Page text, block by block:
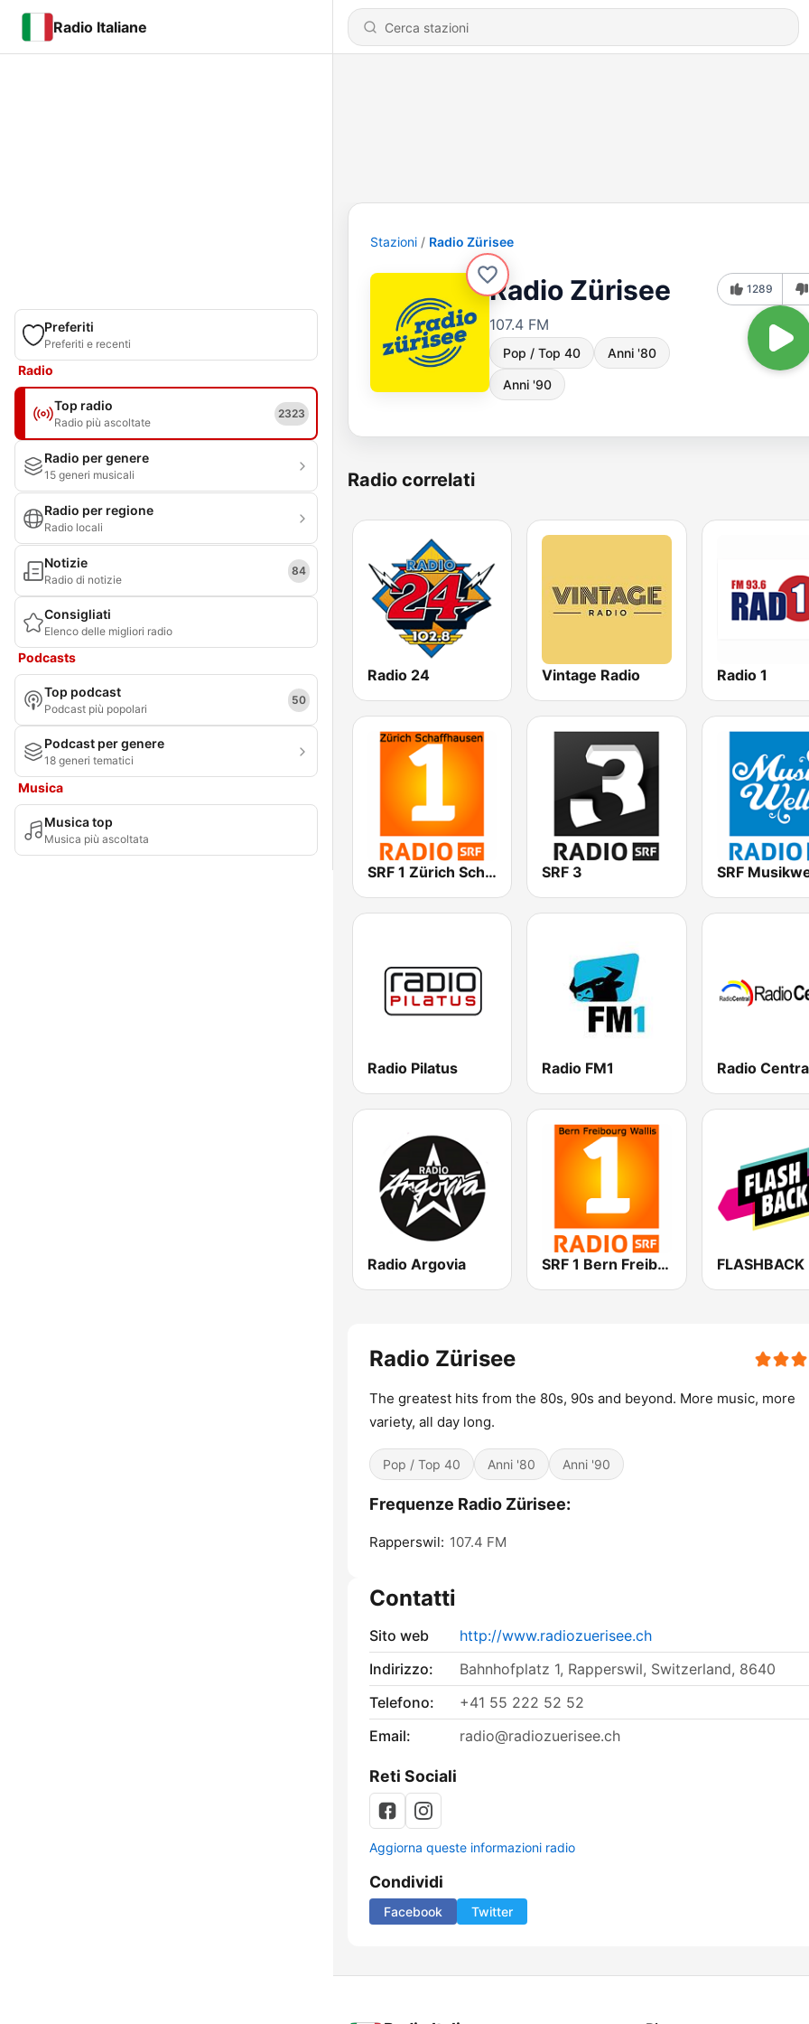
Radio Italiane
Preferiti
Preferiti e recenti
Radio
Top radio
Radio più ascoltate
2323
Radio per genere
15 generi musicali
Radio per regione
Radio locali
Notizie
Radio di notizie
84
Consigliati
Elenco delle migliori radio
Podcasts
Top podcast
Podcast più popolari
50
Podcast per genere
18 generi tematici
Musica
Musica top
Musica più ascoltata
Stazioni Radio Zürisee
Radio Zürisee
107.4 FM
Pop / Top 40 Anni '80
Anni '90
1289
Radio correlati
Radio 24 Vintage Radio Radio 1
SRF 1 Zürich Schaffhausen SRF 3 SRF
Radio Pilatus Radio FM1 Radio
Radio Argovia SRF 1 Bern Freibourg Wallis FLASHBACK
Radio Zürisee
The greatest hits from the 80s, 90s and beyond. More music, more
variety, all day long.
Pop / Top 40 Anni '80 Anni '90
Frequenze Radio Zürisee:
Rapperswil: 107.4 FM
Contatti
Sito web
http://www.radiozuerisee.ch
Indirizzo:
Bahnhofplatz 1, Rapperswil, Switzerland, 8640
Telefono:
+41 55 222 52 52
Email:
radio@radiozuerisee.ch
Reti Sociali
Aggiorna queste informazioni radio
Condividi
Facebook Twitter